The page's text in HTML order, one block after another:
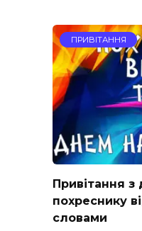
ПРИВІТАННЯ
Привітання
похреснику
словами